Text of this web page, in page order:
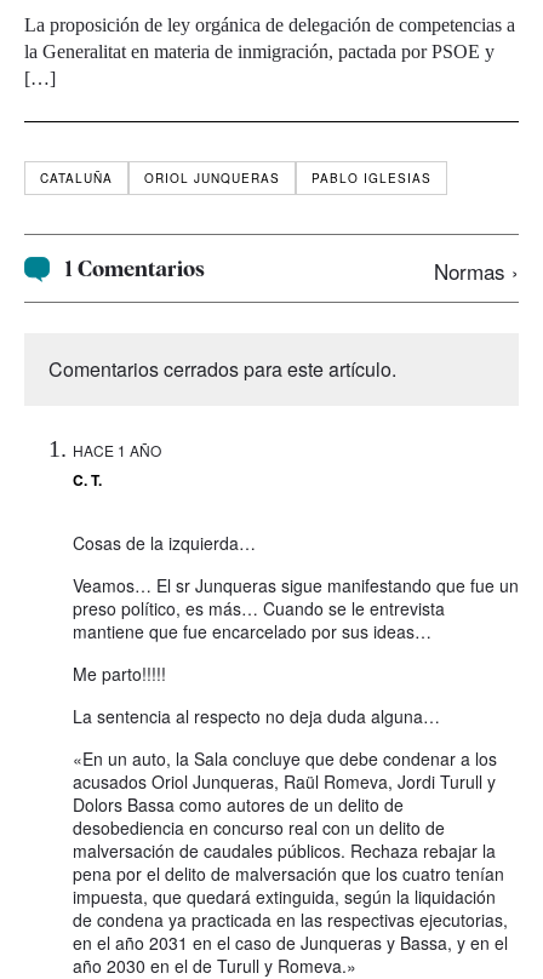
La proposición de ley orgánica de delegación de competencias a
la Generalitat en materia de inmigración, pactada por PSOE y
[…]
CATALUÑA ORIOL JUNQUERAS PABLO IGLESIAS
1 Comentarios Normas ›
Comentarios cerrados para este artículo.
HACE 1 AÑO
C. T.
Cosas de la izquierda…
Veamos… El sr Junqueras sigue manifestando que fue un
preso político, es más… Cuando se le entrevista
mantiene que fue encarcelado por sus ideas…
Me parto!!!!!
La sentencia al respecto no deja duda alguna…
«En un auto, la Sala concluye que debe condenar a los
acusados Oriol Junqueras, Raül Romeva, Jordi Turull y
Dolors Bassa como autores de un delito de
desobediencia en concurso real con un delito de
malversación de caudales públicos. Rechaza rebajar la
pena por el delito de malversación que los cuatro tenían
impuesta, que quedará extinguida, según la liquidación
de condena ya practicada en las respectivas ejecutorias,
en el año 2031 en el caso de Junqueras y Bassa, y en el
año 2030 en el de Turull y Romeva.»